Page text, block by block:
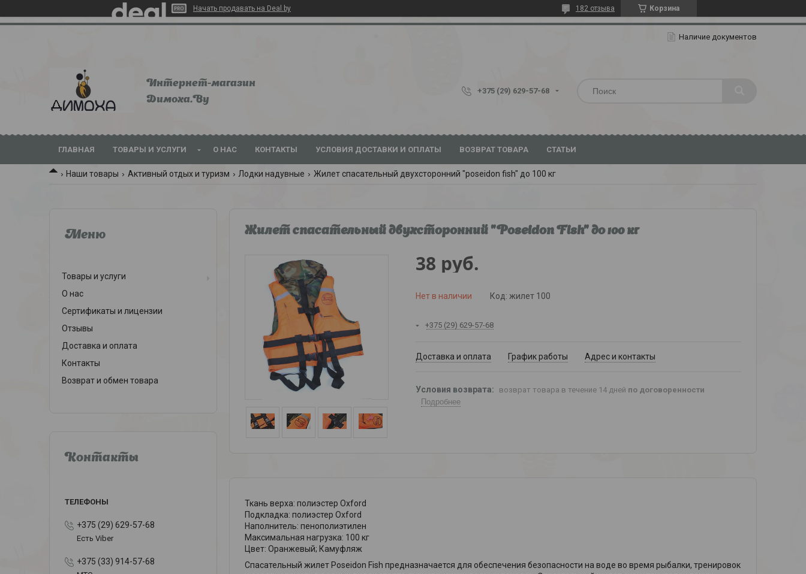
Начать продавать на Deal.by Корзина
182 отзыва
Наличие документов
Интернет-магазин
Dимoхa.By
+375 (29) 629-57-68
ГЛАВНАЯ ТОВАРЫ И УСЛУГИ О НАС КОНТАКТЫ УСЛОВИЯ ДОСТАВКИ И ОПЛАТЫ ВОЗВРАТ ТОВАРА СТАТЬИ
Наши товары Активный отдых и туризм Лодки надувные Жилет спасательный двухсторонний "poseidon fish" до 100 кг
Жилет спасательный двухсторонний "Poseidon Fish" до 100 кг
38 руб.
Нет в наличии Код: жилет 100
+375 (29) 629-57-68
Доставка и оплата График работы Адрес и контакты
возврат товара в течение 14 дней по договоренности
Подробнее
Ткань верха: полиэстер Oxford
Подкладка: полиэстер Oxford
Наполнитель: пенополиэтилен
Максимальная нагрузка: 100 кг
Цвет: Оранжевый; Камуфляж
Спасательный жилет Poseidon Fish предназначается для обеспечения безопасности на воде во время рыбалки, тренировок
Товары и услуги
О нас
Сертификаты и лицензии
Отзывы
Доставка и оплата
Контакты
Возврат и обмен товара
Контакты
+375 (29) 629-57-68
Есть Viber
+375 (33) 914-57-68